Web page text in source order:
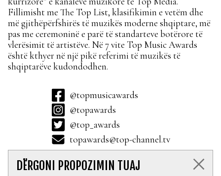
DËRGONI PROPOZIMIN TUAJ
Fillimisht me The Top List, klasifikimin e vetëm dhe
më gjithëpërfshirës të muzikës moderne shqiptare, më
pas me ceremoninë e parë të standarteve botërore të
vlerësimit të artistëve. Në 7 vite Top Music Awards
është kthyer në një pikë referimi të muzikës të
shqiptarëve kudondodhen.
@topmusicawards
@topawards
@top_awards
topawards@top-channel.tv